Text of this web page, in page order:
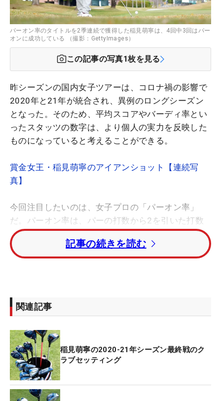
パーオン率のタイトルを2季連続で獲得した稲見萌寧は、4回中3回はパー
オンに成功している （撮影：GettyImages）
この記事の写真1枚を見る
昨シーズンの国内女子ツアーは、コロナ禍の影響で
2020年と21年が統合され、異例のロングシーズン
となった。そのため、平均スコアやバーディ率とい
ったスタッツの数字は、より個人の実力を反映した
ものになっていると考えることができる。
賞金女王・稲見萌寧のアイアンショット【連続写
真】
今回注目したいのは、女子プロの「パーオン率」
だ。パーオン率は、パーの打数から2を引いた打数
以内でグリーンに乗る確率を示している。ここで高
い数字を残すには、ティショットの安定感も関わっ
てはくるが、何よりアイアンショットの精度が大き
そんな中で、2020-21年シーズンのパーオン率1位
う数字を残している。45試合に出場して、プレーし
た全ホールの4分の3以上でパーオンに成功している
ことになり、そのショット力の高さがうかがえる。
さらにランキングを見ていくと、稲見を含む総勢25
記事の続きを読む
関連記事
稲見萌寧の2020-21年シーズン最終戦のク
ラブセッティング